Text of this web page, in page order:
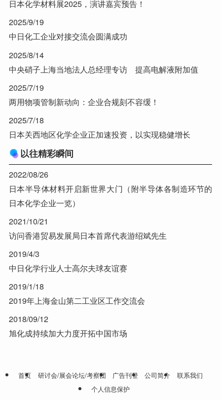
日本化学材料展2025，演讲嘉宾预告！
2025/9/19
中日化工企业对接交流会圆满成功
2025/8/14
中央硝子上海当地法人总经理专访 提高电解液附加值
2025/7/19
两用物项管制新动向：企业合规刻不容缓！
2025/7/18
日本关西地区化学企业正加速投资，以实现稳健增长
以往精彩瞬间
2022/08/26
日本半导体材料开启新世界大门（附半导体各制造环节的
日本化学企业一览）
2021/10/21
访问香港贸易发展局日本首席代表游绍斌先生
2019/4/3
中日化学行业人士高尔夫球友谊赛
2019/1/18
2019年上海金山第二工业区工作交流会
2018/09/12
旭化成持续加大力度开拓中国市场
首页 研讨会/展会论坛/考察团 广告刊登 公司简介
联系我们
个人信息保护